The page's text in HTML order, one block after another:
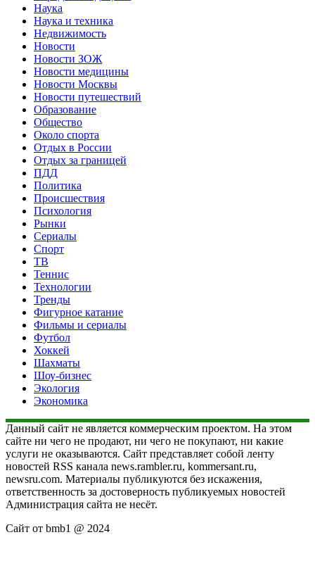
Наука
Наука и техника
Недвижимость
Новости
Новости ЗОЖ
Новости медицины
Новости Москвы
Новости путешествий
Образование
Общество
Около спорта
Отдых в России
Отдых за границей
ПДД
Политика
Происшествия
Психология
Рынки
Сериалы
Спорт
ТВ
Теннис
Технологии
Тренды
Фигурное катание
Фильмы и сериалы
Футбол
Хоккей
Шахматы
Шоу-бизнес
Экология
Экономика
Данный сайт не является коммерческим проектом. На этом
сайте ни чего не продают, ни чего не покупают, ни какие
услуги не оказываются. Сайт представляет собой ленту
новостей RSS канала news.rambler.ru, kommersant.ru,
newsru.com. Материалы публикуются без искажения,
ответственность за достоверность публикуемых новостей
Администрация сайта не несёт.
Сайт от bmb1 @ 2024